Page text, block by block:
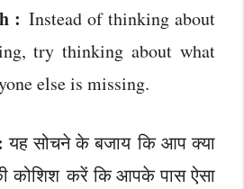
: Instead of thinking about
try thinking about what
else is missing.
यह सोचने के बजाय कि आप क्या
कोशिश करें कि आपके पास ऐसा